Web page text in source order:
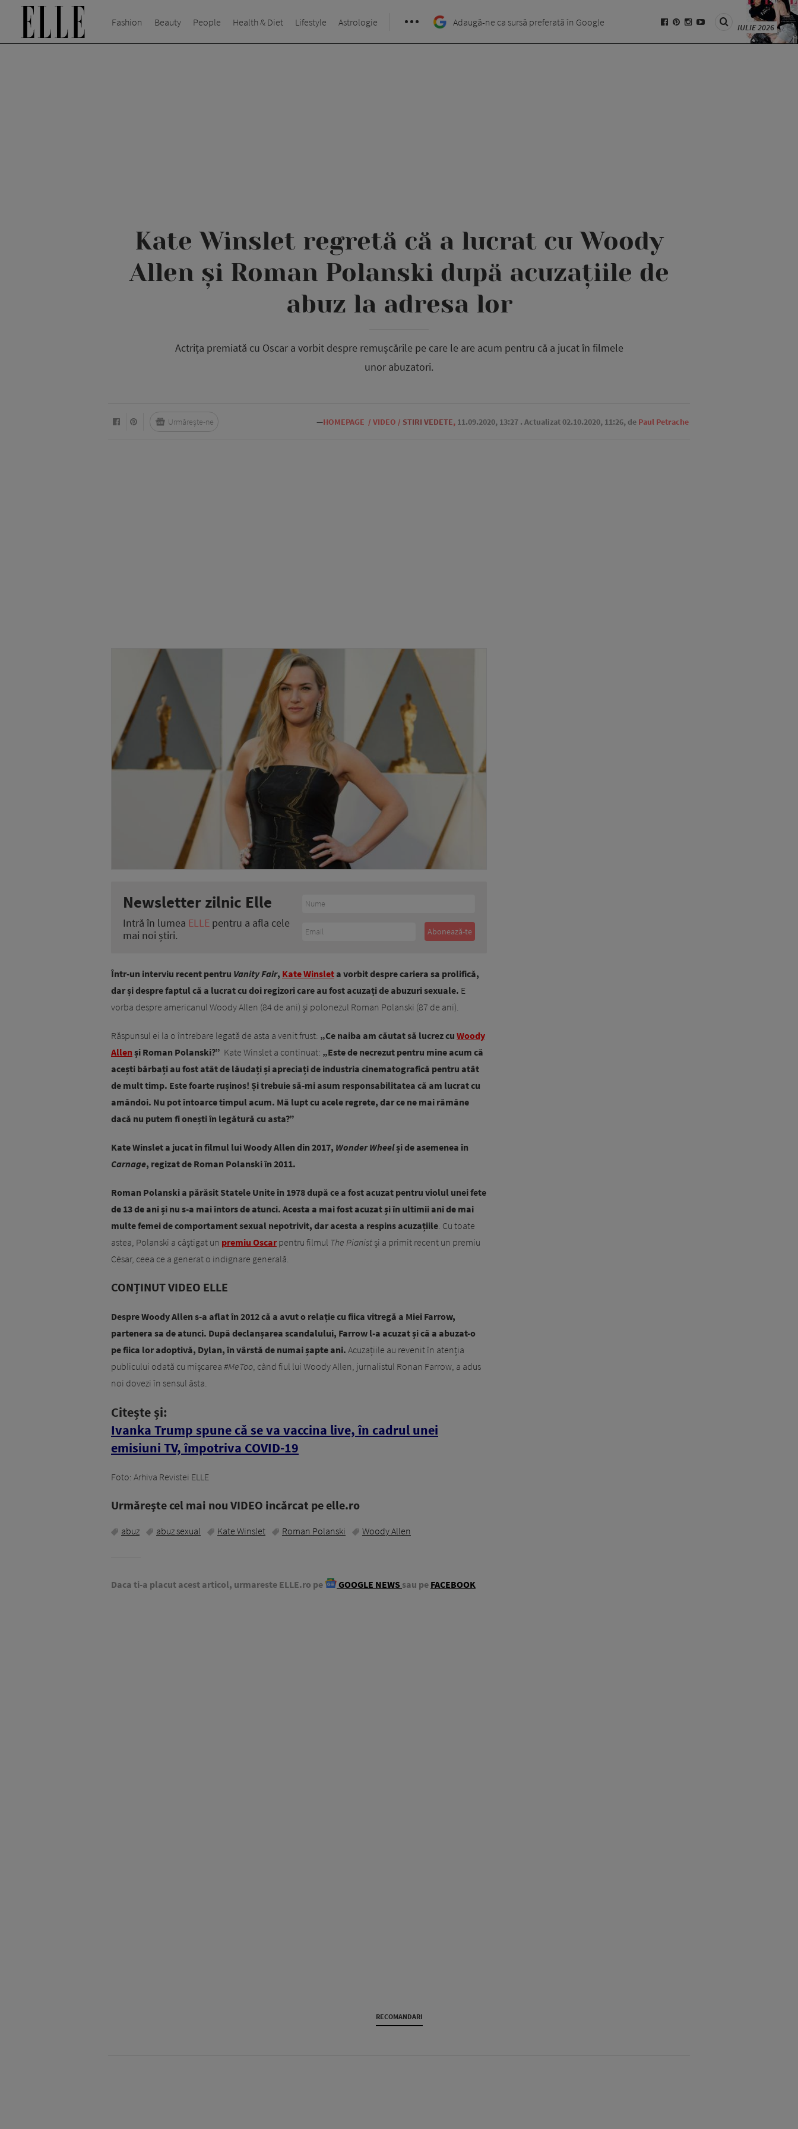
Fashion Beauty People Health & Diet Lifestyle Astrologie Adaugă-ne ca sursă preferată în Google IULIE 2026
Kate Winslet regretă că a lucrat cu Woody
Allen și Roman Polanski după acuzațiile de
abuz la adresa lor
Actrița premiată cu Oscar a vorbit despre remușcările pe care le are acum pentru că a jucat în filmele
unor abuzatori.
—HOMEPAGE / VIDEO / STIRI VEDETE, 11.09.2020, 13:27 . Actualizat 02.10.2020, 11:26, de Paul Petrache
Urmărește-ne
Newsletter zilnic Elle
Intră în lumea ELLE pentru a afla cele
mai noi știri.
Într-un interviu recent pentru Vanity Fair, Kate Winslet a vorbit despre cariera sa prolifică,
dar și despre faptul că a lucrat cu doi regizori care au fost acuzați de abuzuri sexuale. E
vorba despre americanul Woody Allen (84 de ani) și polonezul Roman Polanski (87 de ani).
Răspunsul ei la o întrebare legată de asta a venit frust: „Ce naiba am căutat să lucrez cu Woody
Allenși Roman Polanski?” Kate Winslet a continuat: „Este de necrezut pentru mine acum că
acești bărbați au fost atât de lăudați și apreciați de industria cinematografică pentru atât
de mult timp. Este foarte rușinos! Și trebuie să-mi asum responsabilitatea că am lucrat cu
amândoi. Nu pot întoarce timpul acum. Mă lupt cu acele regrete, dar ce ne mai rămâne
dacă nu putem fi onești în legătură cu asta?”
Kate Winslet a jucat în filmul lui Woody Allen din 2017, Wonder Wheelși de asemenea în
Carnage, regizat de Roman Polanski în 2011.
Roman Polanski a părăsit Statele Unite în 1978 după ce a fost acuzat pentru violul unei fete
de 13 de ani și nu s-a mai întors de atunci. Acesta a mai fost acuzat și în ultimii ani de mai
multe femei de comportament sexual nepotrivit, dar acesta a respins acuzațiile. Cu toate
astea, Polanski a câștigat un premiu Oscarpentru filmul The Pianistși a primit recent un premiu
César, ceea ce a generat o indignare generală.
CONȚINUT VIDEO ELLE
Despre Woody Allen s-a aflat în 2012 că a avut o relație cu fiica vitregă a Miei Farrow,
partenera sa de atunci. După declanșarea scandalului, Farrow l-a acuzat și că a abuzat-o
pe fiica lor adoptivă, Dylan, în vârstă de numai șapte ani. Acuzațiile au revenit în atenția
publicului odată cu mișcarea #MeToo, când fiul lui Woody Allen, jurnalistul Ronan Farrow, a adus
noi dovezi în sensul ăsta.
Citește și:
Ivanka Trump spune că se va vaccina live, în cadrul unei
emisiuni TV, împotriva COVID-19
Foto: Arhiva Revistei ELLE
Urmăreşte cel mai nou VIDEO incărcat pe elle.ro
abuz abuz sexual Kate Winslet Roman Polanski Woody Allen
Daca ti-a placut acest articol, urmareste ELLE.ro pe GOOGLE NEWS sau pe FACEBOOK
RECOMANDARI